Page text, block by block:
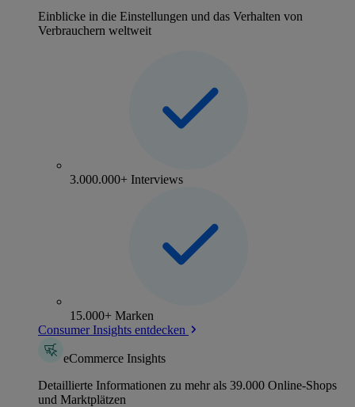
Einblicke in die Einstellungen und das Verhalten von
Verbrauchern weltweit
3.000.000+ Interviews
15.000+ Marken
Consumer Insights entdecken
eCommerce Insights
Detaillierte Informationen zu mehr als 39.000 Online-Shops
und Marktplätzen